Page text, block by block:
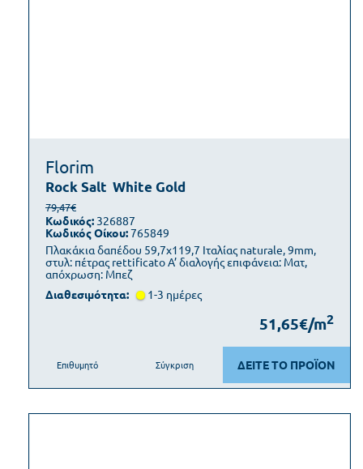
Florim
Rock Salt White Gold
Πλακάκια δαπέδου 59,7x119,7 Ιταλίας naturale, 9mm,
στυλ: πέτρας rettificato Α’ διαλογής επιφάνεια: Ματ,
απόχρωση: Μπεζ
79,47€
Κωδικός: 326887
Κωδικός Οίκου:765849
Διαθεσιμότητα: 1-3 ημέρες
51,65€/m2
ΔΕΙΤΕ ΤΟ ΠΡΟΪΟΝ
Επιθυμητό Σύγκριση